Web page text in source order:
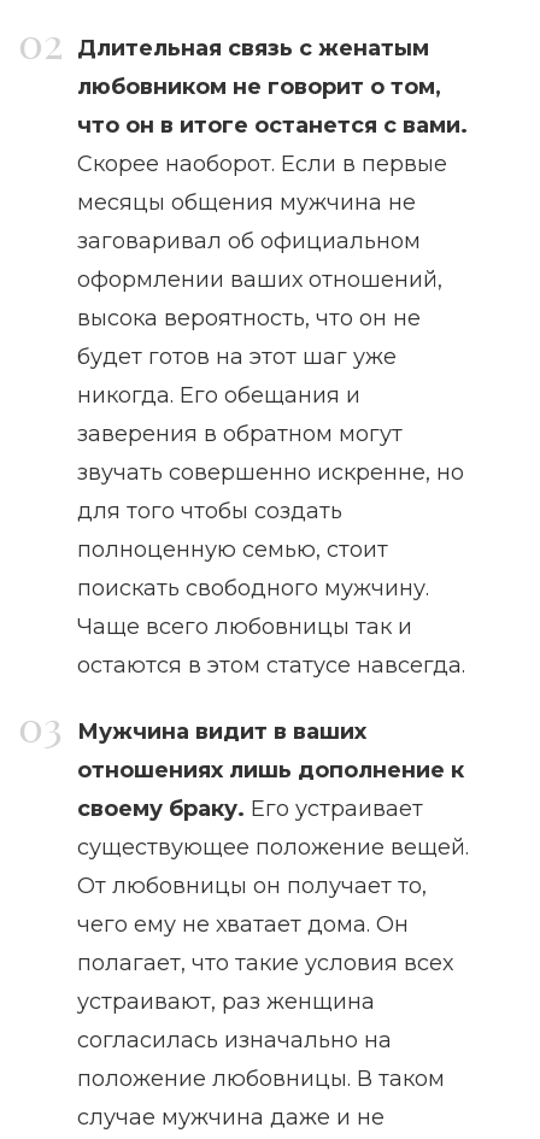
Длительная связь с женатым
любовником не говорит о том,
что он в итоге останется с вами.
Скорее наоборот. Если в первые
месяцы общения мужчина не
заговаривал об официальном
оформлении ваших отношений,
высока вероятность, что он не
будет готов на этот шаг уже
никогда. Его обещания и
заверения в обратном могут
звучать совершенно искренне, но
для того чтобы создать
полноценную семью, стоит
поискать свободного мужчину.
Чаще всего любовницы так и
остаются в этом статусе навсегда.
Мужчина видит в ваших
отношениях лишь дополнение к
своему браку. Его устраивает
существующее положение вещей.
От любовницы он получает то,
чего ему не хватает дома. Он
полагает, что такие условия всех
устраивают, раз женщина
согласилась изначально на
положение любовницы. В таком
случае мужчина даже и не